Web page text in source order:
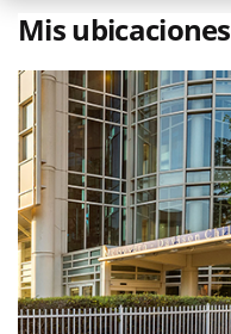
Mis ubicaciones